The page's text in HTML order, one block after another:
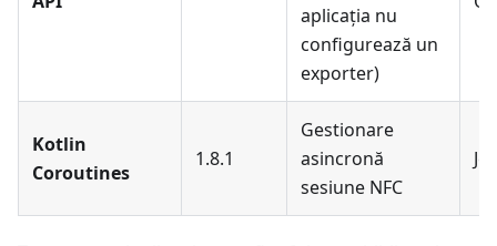
aplicația nu
configurează un
exporter)
Kotlin
Coroutines
1.8.1
Gestionare
asincronă
sesiune NFC